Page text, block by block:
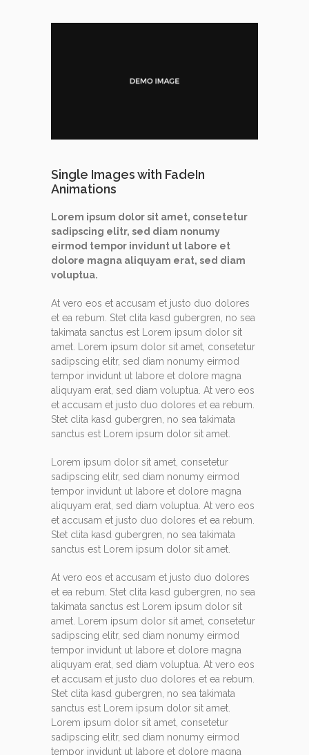
Single Images with FadeIn
Animations
Lorem ipsum dolor sit amet, consetetur
sadipscing elitr, sed diam nonumy
eirmod tempor invidunt ut labore et
dolore magna aliquyam erat, sed diam
voluptua.
At vero eos et accusam et justo duo dolores
et ea rebum. Stet clita kasd gubergren, no sea
takimata sanctus est Lorem ipsum dolor sit
amet. Lorem ipsum dolor sit amet, consetetur
sadipscing elitr, sed diam nonumy eirmod
tempor invidunt ut labore et dolore magna
aliquyam erat, sed diam voluptua. At vero eos
et accusam et justo duo dolores et ea rebum.
Stet clita kasd gubergren, no sea takimata
sanctus est Lorem ipsum dolor sit amet.
Lorem ipsum dolor sit amet, consetetur
sadipscing elitr, sed diam nonumy eirmod
tempor invidunt ut labore et dolore magna
aliquyam erat, sed diam voluptua. At vero eos
et accusam et justo duo dolores et ea rebum.
Stet clita kasd gubergren, no sea takimata
sanctus est Lorem ipsum dolor sit amet.
At vero eos et accusam et justo duo dolores
et ea rebum. Stet clita kasd gubergren, no sea
takimata sanctus est Lorem ipsum dolor sit
amet. Lorem ipsum dolor sit amet, consetetur
sadipscing elitr, sed diam nonumy eirmod
tempor invidunt ut labore et dolore magna
aliquyam erat, sed diam voluptua. At vero eos
et accusam et justo duo dolores et ea rebum.
Stet clita kasd gubergren, no sea takimata
sanctus est Lorem ipsum dolor sit amet.
Lorem ipsum dolor sit amet, consetetur
sadipscing elitr, sed diam nonumy eirmod
tempor invidunt ut labore et dolore magna